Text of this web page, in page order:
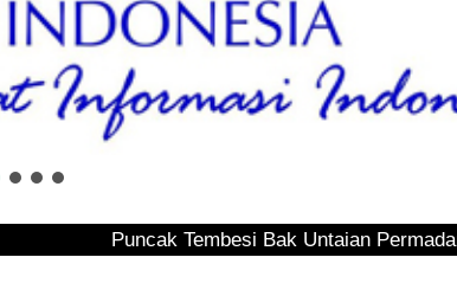
Puncak Tembesi Bak Untaian Permadani...